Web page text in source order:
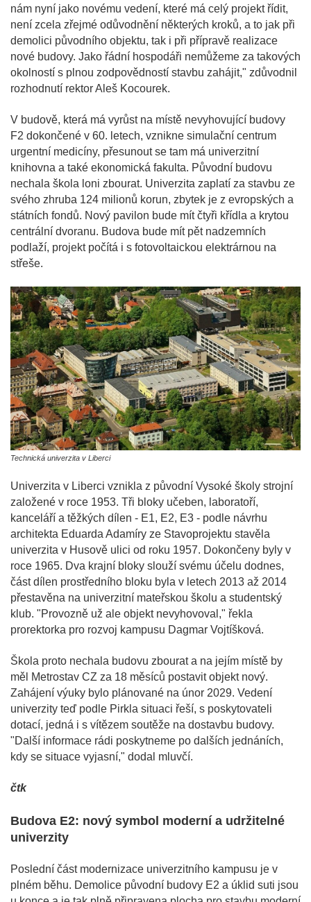
nám nyní jako novému vedení, které má celý projekt řídit,
není zcela zřejmé odůvodnění některých kroků, a to jak při
demolici původního objektu, tak i při přípravě realizace
nové budovy. Jako řádní hospodáři nemůžeme za takových
okolností s plnou zodpovědností stavbu zahájit," zdůvodnil
rozhodnutí rektor Aleš Kocourek.
V budově, která má vyrůst na místě nevyhovující budovy
F2 dokončené v 60. letech, vznikne simulační centrum
urgentní medicíny, přesunout se tam má univerzitní
knihovna a také ekonomická fakulta. Původní budovu
nechala škola loni zbourat. Univerzita zaplatí za stavbu ze
svého zhruba 124 milionů korun, zbytek je z evropských a
státních fondů. Nový pavilon bude mít čtyři křídla a krytou
centrální dvoranu. Budova bude mít pět nadzemních
podlaží, projekt počítá i s fotovoltaickou elektrárnou na
střeše.
Technická univerzita v Liberci
Univerzita v Liberci vznikla z původní Vysoké školy strojní
založené v roce 1953. Tři bloky učeben, laboratoří,
kanceláří a těžkých dílen - E1, E2, E3 - podle návrhu
architekta Eduarda Adamíry ze Stavoprojektu stavěla
univerzita v Husově ulici od roku 1957. Dokončeny byly v
roce 1965. Dva krajní bloky slouží svému účelu dodnes,
část dílen prostředního bloku byla v letech 2013 až 2014
přestavěna na univerzitní mateřskou školu a studentský
klub. "Provozně už ale objekt nevyhovoval," řekla
prorektorka pro rozvoj kampusu Dagmar Vojtíšková.
Škola proto nechala budovu zbourat a na jejím místě by
měl Metrostav CZ za 18 měsíců postavit objekt nový.
Zahájení výuky bylo plánované na únor 2029. Vedení
univerzity teď podle Pirkla situaci řeší, s poskytovateli
dotací, jedná i s vítězem soutěže na dostavbu budovy.
"Další informace rádi poskytneme po dalších jednáních,
kdy se situace vyjasní," dodal mluvčí.
čtk
Budova E2: nový symbol moderní a udržitelné
univerzity
Poslední část modernizace univerzitního kampusu je v
plném běhu. Demolice původní budovy E2 a úklid suti jsou